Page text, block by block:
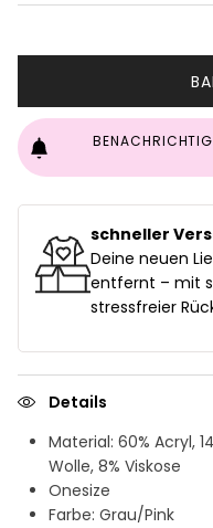
schneller
Deine neuen
entfernt – mit
stressfreier
Details
Material: 60% Acryl,
Wolle, 8% Viskose
Onesize
Farbe: Grau/Pink